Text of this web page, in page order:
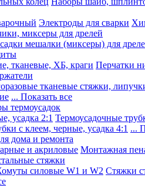
Электроды для сварки
миксеры для дрелей
мешалки (миксеры) для
тканевые, ХБ, краги Перчатки
тканевые стяжки,
... Показать все
термоусадок
усадка 2:1 Термоусадочные
с клеем, черные, усадка 4:1 ...
дома и ремонта
и акриловые Монтажная
стяжки
силовые W1 и W2 Стяжки